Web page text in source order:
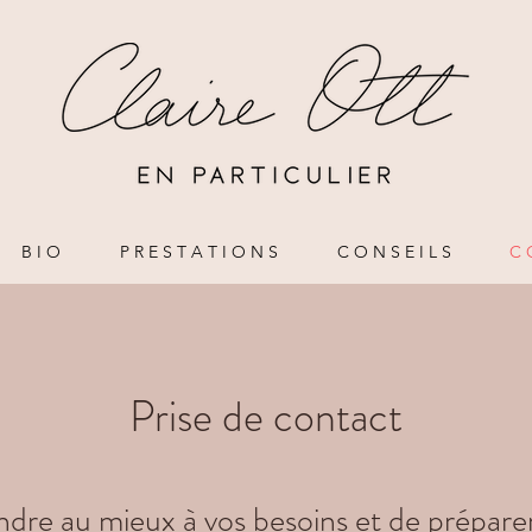
B I O P R E S T A T I O N S C O N S E I L S C
Prise de contact
au mieux à vos besoins et de